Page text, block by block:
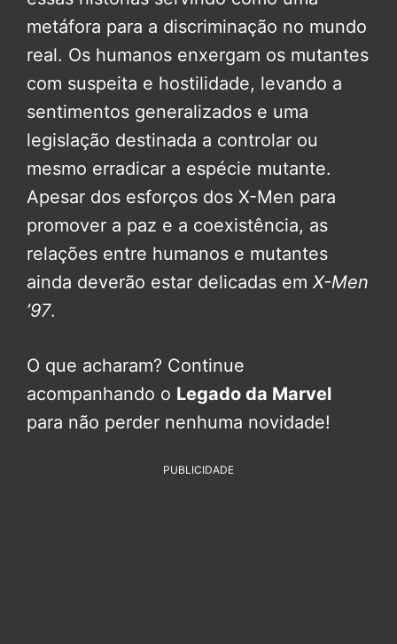
metáfora para a discriminação no mundo
real. Os humanos enxergam os mutantes
com suspeita e hostilidade, levando a
sentimentos generalizados e uma
legislação destinada a controlar ou
mesmo erradicar a espécie mutante.
Apesar dos esforços dos X-Men para
promover a paz e a coexistência, as
relações entre humanos e mutantes
ainda deverão estar delicadas em X-Men
’97.
O que acharam? Continue
acompanhando o Legado da Marvel
para não perder nenhuma novidade!
PUBLICIDADE